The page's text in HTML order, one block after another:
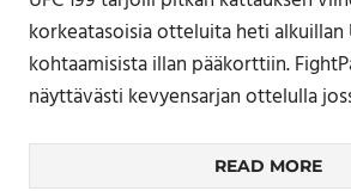
korkeatasoisia otteluita heti alkuillan
kohtaamisista illan pääkorttiin.
näyttävästi kevyensarjan ottelulla
READ MORE